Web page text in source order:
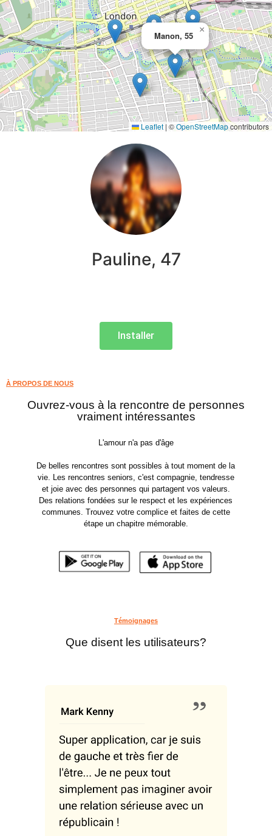
Manon, 55
×
Leaflet | ©OpenStreetMapcontributors
Pauline, 47
Installer
À PROPOS DE NOUS
Ouvrez-vous à la rencontre de personnes
vraiment intéressantes
L'amour n'a pas d'âge
De belles rencontres sont possibles à tout moment de la
vie. Les rencontres seniors, c'est compagnie, tendresse
et joie avec des personnes qui partagent vos valeurs.
Des relations fondées sur le respect et les expériences
communes. Trouvez votre complice et faites de cette
étape un chapitre mémorable.
Témoignages
Que disent les utilisateurs?